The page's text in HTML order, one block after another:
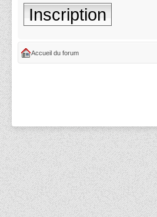
Inscription
Accueil du forum